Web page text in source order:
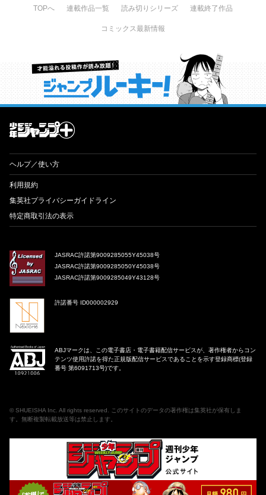
TOPへ 連載作品一覧 読み切りシリーズ 連載終了作品
コミックス最新情報
才能溢れる投稿作が読み放題！ ジャンプルーキー！
ヘルプ／使い方
利用規約
集英社プライバシーガイドライン
特定商取引法の表示
JASRAC許諾第9009285055Y45038号
JASRAC許諾第9009285050Y45038号
JASRAC許諾第9009285049Y43128号
許諾番号 ID000002929
ABJマークは、この電子書店・電子書籍配信サービスが、著作権者からコン
テンツ使用許諾を得た正規版配信サービスであることを示す登録商標(登録
番号 第6091713号)です。
© SHUEISHA Inc. All rights reserved. このサイトのデータの著作権は集英社が保有しま
す。無断複製転載放送等は禁止します。